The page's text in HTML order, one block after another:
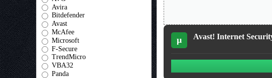
Avira
Bitdefender
Avast
McAfee
Microsoft
F-Secure
TrendMicro
VBA32
Panda
µ Avast! Internet